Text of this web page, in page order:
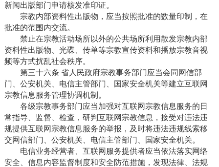
新闻出版部门申请核发准印证。
宗教内部资料性出版物，应当按照批准的数量印制，在
批准的范围内交流。
禁止在宗教活动场所以外的公共场所利用散发宗教内部
资料性出版物、光碟、传单等宗教宣传资料和播放宗教音视
频等方式扰乱社会秩序。
第三十六条 省人民政府宗教事务部门应当会同网信部
门、公安机关、电信主管部门、国家安全机关等建立互联网
宗教信息服务管理协调机制。
各级宗教事务部门应当加强对互联网宗教信息服务的日
常指导、监督、检查，研判互联网宗教信息，接受对违法违
规提供互联网宗教信息服务的举报，及时将违法违规线索移
交网信部门、公安机关、电信主管部门、国家安全机关。
电信业务经营者、互联网服务提供者应当依法落实网络
安全、信息内容监督制度和安全防范措施，发现法律、法规